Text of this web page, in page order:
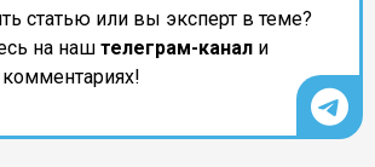
статью или вы эксперт в теме?
на наш телеграм-канал и